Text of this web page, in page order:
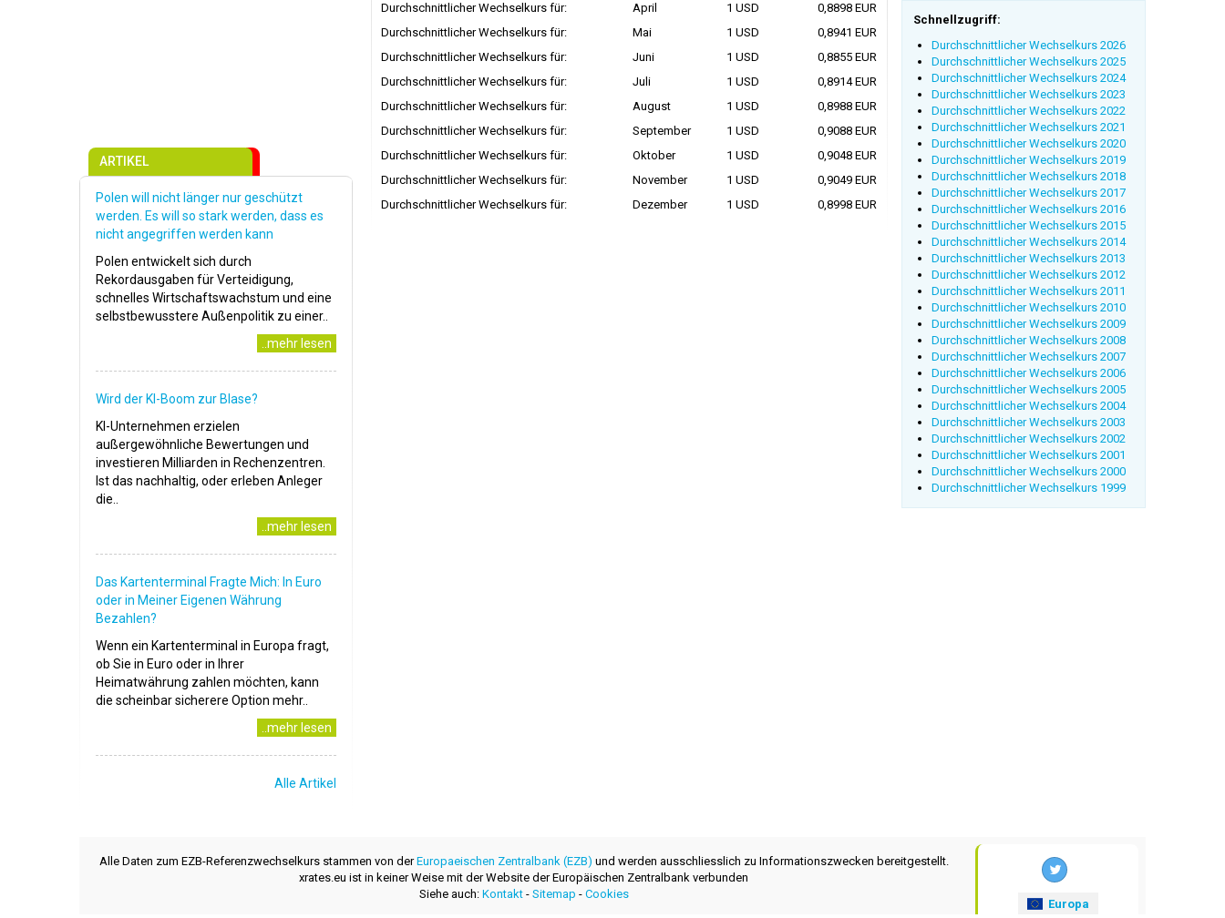
Durchschnittlicher Wechselkurs für:
April 1 USD
0,8898 EUR
Durchschnittlicher Wechselkurs für:
Mai 1 USD
0,8941 EUR
Durchschnittlicher Wechselkurs für:
Juni 1 USD
0,8855 EUR
Durchschnittlicher Wechselkurs für:
Juli 1 USD
0,8914 EUR
Durchschnittlicher Wechselkurs für:
August 1 USD
0,8988 EUR
Durchschnittlicher Wechselkurs für:
September 1 USD
0,9088 EUR
Durchschnittlicher Wechselkurs für:
Oktober 1 USD
0,9048 EUR
Durchschnittlicher Wechselkurs für:
November 1 USD
0,9049 EUR
Durchschnittlicher Wechselkurs für:
Dezember 1 USD 0,8998 EUR
Schnellzugriff:
Durchschnittlicher Wechselkurs 2026
Durchschnittlicher Wechselkurs 2025
Durchschnittlicher Wechselkurs 2024
Durchschnittlicher Wechselkurs 2023
Durchschnittlicher Wechselkurs 2022
Durchschnittlicher Wechselkurs 2021
Durchschnittlicher Wechselkurs 2020
Durchschnittlicher Wechselkurs 2019
Durchschnittlicher Wechselkurs 2018
Durchschnittlicher Wechselkurs 2017
Durchschnittlicher Wechselkurs 2016
Durchschnittlicher Wechselkurs 2015
Durchschnittlicher Wechselkurs 2014
Durchschnittlicher Wechselkurs 2013
Durchschnittlicher Wechselkurs 2012
Durchschnittlicher Wechselkurs 2011
Durchschnittlicher Wechselkurs 2010
Durchschnittlicher Wechselkurs 2009
Durchschnittlicher Wechselkurs 2008
Durchschnittlicher Wechselkurs 2007
Durchschnittlicher Wechselkurs 2006
Durchschnittlicher Wechselkurs 2005
Durchschnittlicher Wechselkurs 2004
Durchschnittlicher Wechselkurs 2003
Durchschnittlicher Wechselkurs 2002
Durchschnittlicher Wechselkurs 2001
Durchschnittlicher Wechselkurs 2000
Durchschnittlicher Wechselkurs 1999
ARTIKEL
Polen will nicht länger nur geschützt
werden. Es will so stark werden, dass es
nicht angegriffen werden kann
Polen entwickelt sich durch
Rekordausgaben für Verteidigung,
schnelles Wirtschaftswachstum und eine
selbstbewusstere Außenpolitik zu einer..
..mehr lesen
Wird der KI-Boom zur Blase?
KI-Unternehmen erzielen
außergewöhnliche Bewertungen und
investieren Milliarden in Rechenzentren.
Ist das nachhaltig, oder erleben Anleger
die..
..mehr lesen
Das Kartenterminal Fragte Mich: In Euro
oder in Meiner Eigenen Währung
Bezahlen?
Wenn ein Kartenterminal in Europa fragt,
ob Sie in Euro oder in Ihrer
Heimatwährung zahlen möchten, kann
die scheinbar sicherere Option mehr..
..mehr lesen
Alle Artikel
Alle Daten zum EZB-Referenzwechselkurs stammen von derEuropaeischen Zentralbank (EZB) und werden ausschliesslich zu Informationszwecken bereitgestellt.
xrates.eu ist in keiner Weise mit der Website der Europäischen Zentralbank verbunden
Siehe auch: Kontakt- Sitemap - Cookies
Europa